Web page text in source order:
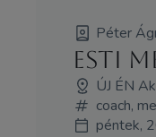
Péter
Esti
ÚJ ÉN
coach,
péntek,